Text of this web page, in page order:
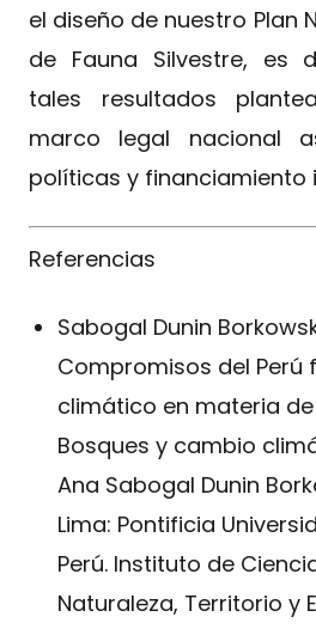
el diseño de nuestro Plan
de Fauna Silvestre, es
tales resultados
marco legal nacional
políticas y financiamiento
Referencias
Sabogal Dunin
Compromisos del Perú
climático en materia
Bosques y cambio
Ana Sabogal Dunin
Lima: Pontificia
Perú. Instituto de
Naturaleza, Territorio y